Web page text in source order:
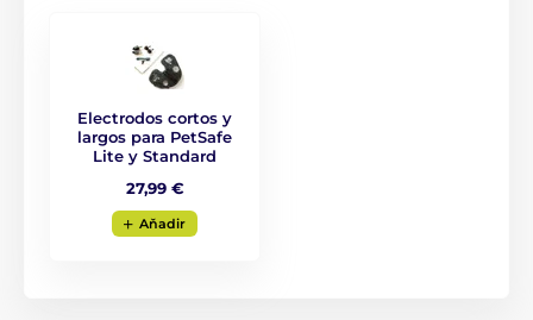
Electrodos cortos y
largos para PetSafe
Lite y Standard
27,99 €
Aňadir